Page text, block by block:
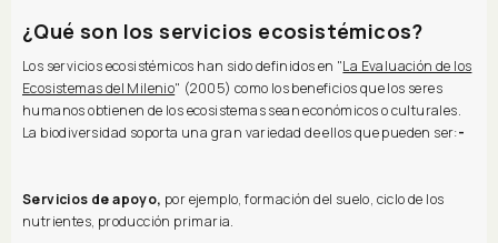
¿Qué son los servicios ecosistémicos?
Los servicios ecosistémicos han sido definidos en "La Evaluación de los
Ecosistemas del Milenio" (2005) como los beneficios que los seres
humanos obtienen de los ecosistemas sean económicos o culturales.
La biodiversidad soporta una gran variedad de ellos que pueden ser:-
Servicios de apoyo, por ejemplo, formación del suelo, ciclo de los
nutrientes, producción primaria.